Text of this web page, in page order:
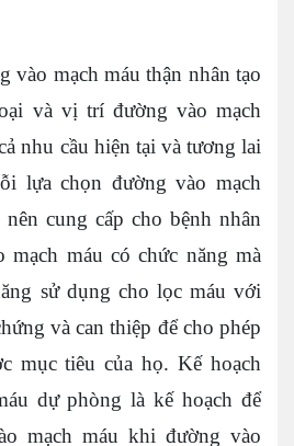
vào mạch máu thận nhân tạo
và vị trí đường vào mạch
nhu cầu hiện tại và tương lai
lựa chọn đường vào mạch
cung cấp cho bệnh nhân
máu có chức năng mà
sử dụng cho lọc máu với
và can thiệp để cho phép
mục tiêu của họ. Kế hoạch
dự phòng là kế hoạch để
mạch máu khi đường vào